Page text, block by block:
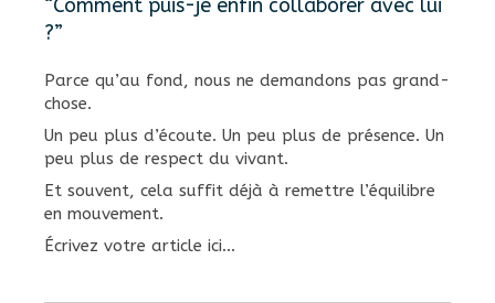
“Comment puis-je enfin collaborer avec lui
?”
Parce qu’au fond, nous ne demandons pas grand-
chose.
Un peu plus d’écoute. Un peu plus de présence. Un
peu plus de respect du vivant.
Et souvent, cela suffit déjà à remettre l’équilibre
en mouvement.
Écrivez votre article ici...